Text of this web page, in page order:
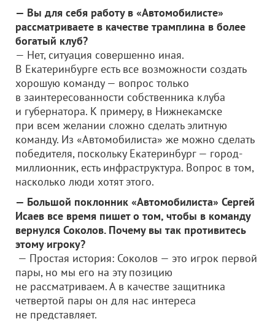
— Вы для себя работу в «Автомобилисте»
рассматриваете в качестве трамплина в более
богатый клуб?
— Нет, ситуация совершенно иная.
В Екатеринбурге есть все возможности создать
хорошую команду — вопрос только
в заинтересованности собственника клуба
и губернатора. К примеру, в Нижнекамске
при всем желании сложно сделать элитную
команду. Из «Автомобилиста» же можно сделать
победителя, поскольку Екатеринбург — город-
миллионник, есть инфраструктура. Вопрос в том,
насколько люди хотят этого.
— Большой поклонник «Автомобилиста» Сергей
Исаев все время пишет о том, чтобы в команду
вернулся Соколов. Почему вы так противитесь
этому игроку?
— Простая история: Соколов — это игрок первой
пары, но мы его на эту позицию
не рассматриваем. А в качестве защитника
четвертой пары он для нас интереса
не представляет.